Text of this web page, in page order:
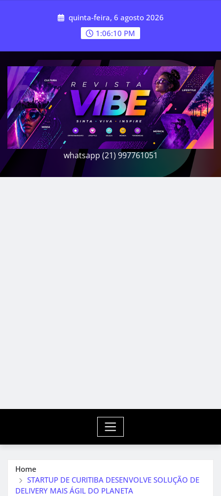
quinta-feira, 6 agosto 2026
1:06:12 PM
whatsapp (21) 997761051
Home
STARTUP DE CURITIBA DESENVOLVE SOLUÇÃO DE
DELIVERY MAIS ÁGIL DO PLANETA